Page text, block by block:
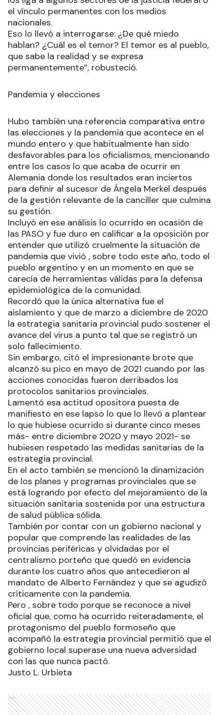
el vínculo permanentes con los medios
nacionales.
Eso lo llevó a interrogarse: ¿De qué miedo
hablan? ¿Cuál es el temor? El temor es al pueblo,
que sabe la realidad y se expresa
permanentemente”, robusteció.
Pandemia y elecciones
Hubo también una referencia comparativa entre
las elecciones y la pandemia que acontece en el
mundo entero y que habitualmente han sido
desfavorables para los oficialismos, mencionando
entre los casos lo que acaba de ocurrir en
Alemania donde los resultados eran inciertos
para definir al sucesor de Ángela Merkel después
de la gestión relevante de la canciller que culmina
su gestión.
Incluyó en ese análisis lo ocurrido en ocasión de
las PASO y fue duro en calificar a la oposición por
entender que utilizó cruelmente la situación de
pandemia que vivió , sobre todo este año, todo el
pueblo argentino y en un momento en que se
carecía de herramientas válidas para la defensa
epidemiológica de la comunidad.
Recordó que la única alternativa fue el
aislamiento y que de marzo a diciembre de 2020
la estrategia sanitaria provincial pudo sostener el
avance del virus a punto tal que se registró un
solo fallecimiento.
Sin embargo, citó el impresionante brote que
alcanzó su pico en mayo de 2021 cuando por las
acciones conocidas fueron derribados los
protocolos sanitarios provinciales.
Lamentó esa actitud opositora puesta de
manifiesto en ese lapso lo que lo llevó a plantear
lo que hubiese ocurrido si durante cinco meses
más- entre diciembre 2020 y mayo 2021- se
hubiesen respetado las medidas sanitarias de la
estrategia provincial.
En el acto también se mencionó la dinamización
de los planes y programas provinciales que se
está logrando por efecto del mejoramiento de la
situación sanitaria sostenida por una estructura
de salud pública sólida.
También por contar con un gobierno nacional y
popular que comprende las realidades de las
provincias periféricas y olvidadas por el
centralismo porteño que quedó en evidencia
durante los cuatro años que antecedieron al
mandato de Alberto Fernández y que se agudizó
críticamente con la pandemia.
Pero , sobre todo porque se reconoce a nivel
oficial que, como ha ocurrido reiteradamente, el
protagonismo del pueblo formoseño que
acompañó la estrategia provincial permitió que el
gobierno local superase una nueva adversidad
con las que nunca pactó.
Justo L. Urbieta
Ads